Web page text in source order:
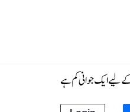
لیے ایک جوانی کم ہے